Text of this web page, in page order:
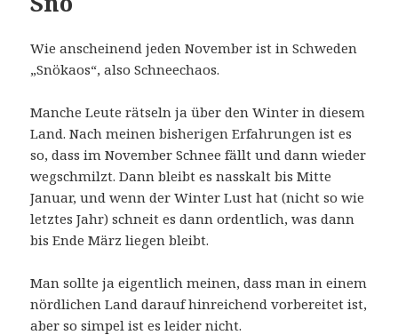
Wie anscheinend jeden November ist in Schweden
„Snökaos“, also Schneechaos.
Manche Leute rätseln ja über den Winter in diesem
Land. Nach meinen bisherigen Erfahrungen ist es
so, dass im November Schnee fällt und dann wieder
wegschmilzt. Dann bleibt es nasskalt bis Mitte
Januar, und wenn der Winter Lust hat (nicht so wie
letztes Jahr) schneit es dann ordentlich, was dann
bis Ende März liegen bleibt.
Man sollte ja eigentlich meinen, dass man in einem
nördlichen Land darauf hinreichend vorbereitet ist,
aber so simpel ist es leider nicht.